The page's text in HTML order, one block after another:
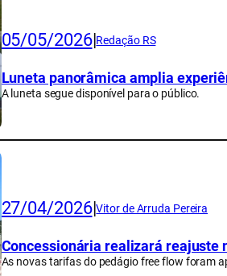
05/05/2026|Redação RS
Luneta panorâmica amplia
A luneta segue disponível para o público.
27/04/2026|Vitor de Arruda Pereira
Concessionária realizará reajuste
As novas tarifas do pedágio free flow foram